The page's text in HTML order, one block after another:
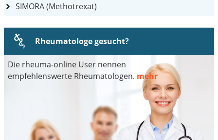
SIMORA (Methotrexat)
Rheumatologe gesucht?
Die rheuma-online User nennen
empfehlenswerte Rheumatologen. mehr